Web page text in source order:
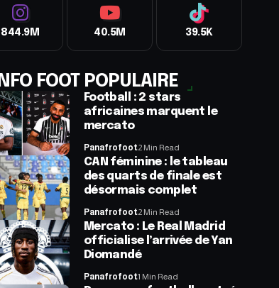
844.9M 40.5M 39.5K
INFO FOOT POPULAIRE
Football : 2 stars
africaines marquent le
mercato
Panafrofoot2 Min Read
CAN féminine : le tableau
des quarts de finale est
désormais complet
Panafrofoot2 Min Read
Mercato : Le Real Madrid
officialise l’arrivée de Yan
Diomandé
Panafrofoot1 Min Read